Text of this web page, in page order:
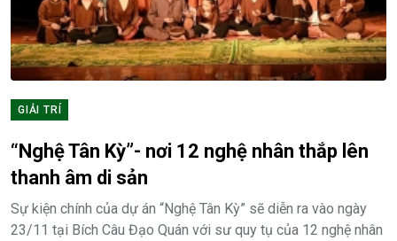
GIẢI TRÍ
“Nghệ Tân Kỳ”- nơi 12 nghệ nhân thắp lên
thanh âm di sản
Sự kiện chính của dự án “Nghệ Tân Kỳ” sẽ diễn ra vào ngày
23/11 tại Bích Câu Đạo Quán với sư quy tụ của 12 nghệ nhân